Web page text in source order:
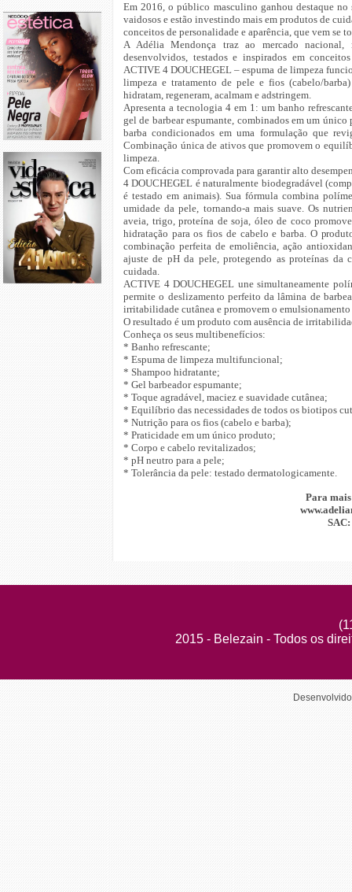
Em 2016, o público masculino ganhou destaque no
vaidosos e estão investindo mais em produtos de
conceitos de personalidade e aparência, que vem se
A Adélia Mendonça traz ao mercado
desenvolvidos, testados e inspirados em
ACTIVE 4 DOUCHEGEL – espuma de limpeza
limpeza e tratamento de pele e fios (cabelo/
hidratam, regeneram, acalmam e adstringem.
Apresenta a tecnologia 4 em 1: um banho
gel de barbear espumante, combinados em um
barba condicionados em uma formulação que
Combinação única de ativos que promovem o
limpeza.
Com eficácia comprovada para garantir alto
4 DOUCHEGEL é naturalmente biodegradável
é testado em animais). Sua fórmula combina
umidade da pele, tornando-a mais suave. Os
aveia, trigo, proteína de soja, óleo de coco
hidratação para os fios de cabelo e barba. O
combinação perfeita de emoliência, ação
ajuste de pH da pele, protegendo as proteínas da
cuidada.
ACTIVE 4 DOUCHEGEL une simultaneamente
permite o deslizamento perfeito da lâmina de
irritabilidade cutânea e promovem o emulsionamento
O resultado é um produto com ausência de
Conheça os seus multibenefícios:
* Banho refrescante;
* Espuma de limpeza multifuncional;
* Shampoo hidratante;
* Gel barbeador espumante;
* Toque agradável, maciez e suavidade cutânea;
* Equilíbrio das necessidades de todos os biotipos
* Nutrição para os fios (cabelo e barba);
* Praticidade em um único produto;
* Corpo e cabelo revitalizados;
* pH neutro para a pele;
* Tolerância da pele: testado dermatologicamente.
Para
2015 - Belezain - Todos os